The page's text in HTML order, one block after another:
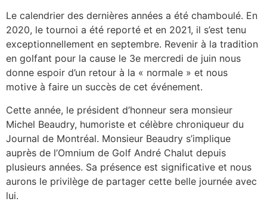
Le calendrier des dernières années a été chamboulé. En
2020, le tournoi a été reporté et en 2021, il s’est tenu
exceptionnellement en septembre. Revenir à la tradition
en golfant pour la cause le 3e mercredi de juin nous
donne espoir d’un retour à la « normale » et nous
motive à faire un succès de cet événement.
Cette année, le président d’honneur sera monsieur
Michel Beaudry, humoriste et célèbre chroniqueur du
Journal de Montréal. Monsieur Beaudry s’implique
auprès de l’Omnium de Golf André Chalut depuis
plusieurs années. Sa présence est significative et nous
aurons le privilège de partager cette belle journée avec
lui.